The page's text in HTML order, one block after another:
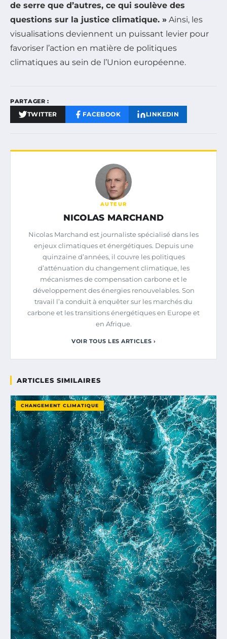
de serre que d’autres, ce qui soulève des
questions sur la justice climatique. » Ainsi, les
visualisations deviennent un puissant levier pour
favoriser l’action en matière de politiques
climatiques au sein de l’Union européenne.
PARTAGER :
TWITTER FACEBOOK LINKEDIN
AUTEUR
NICOLAS MARCHAND
Nicolas Marchand est journaliste spécialisé dans les
enjeux climatiques et énergétiques. Depuis une
quinzaine d’années, il couvre les politiques
d’atténuation du changement climatique, les
mécanismes de compensation carbone et le
développement des énergies renouvelables. Son
travail l’a conduit à enquêter sur les marchés du
carbone et les transitions énergétiques en Europe et
en Afrique.
VOIR TOUS LES ARTICLES ›
ARTICLES SIMILAIRES
CHANGEMENT CLIMATIQUE